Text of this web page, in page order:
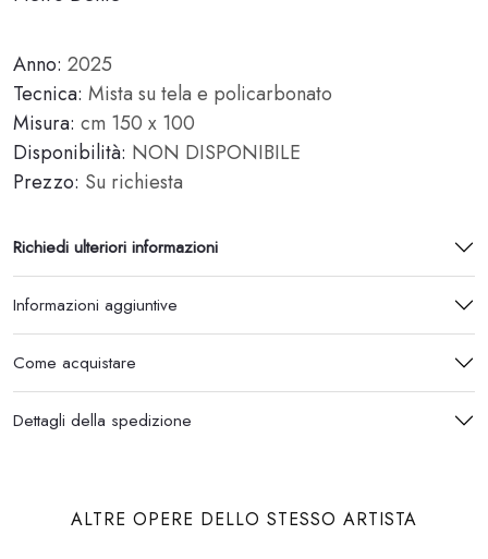
Anno: 2025
Tecnica: Mista su tela e policarbonato
Misura: cm 150 x 100
Disponibilità: NON DISPONIBILE
Prezzo: Su richiesta
Richiedi ulteriori informazioni
Informazioni aggiuntive
Come acquistare
Dettagli della spedizione
ALTRE OPERE DELLO STESSO ARTISTA